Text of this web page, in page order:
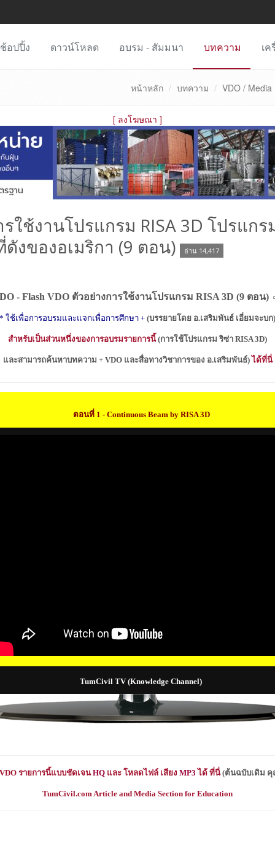
ช้อปปิ้ง ดาวน์โหลด อบรม - สัมมนา บทความ เ
หน้าหลัก บทความ VDO /
[ ลงโฆษณา ]
ใช้งานโปรแกรม RISA 3D โปรแกร
งของอเมริกา (9 ตอน)
อ่าน 14,417
- Flash VDO ตัวอย่างการใช้งานโปรแกรม RISA 3D (9 ตอน)
* ใช้เพื่อการอบรมและแจกเพื่อการศึกษา + (บรรยายโดย อ.เสริมพันธ์ เอี่ยมจะบก)
สำหรับเป็นส่วนหนึ่งของการอบรมรายการนี้ (การใช้โปรแกรม ริซ่า RISA 3D)
และสามารถค้นหาบทความ + VDO และสื่อทางวิชาการของ อ.เสริมพันธ์) ได้ที่นี่
ตอนที่ 1 - Continuous Beam by RISA 3D
TumCivil TV (Knowledge Channel)
รายการนี้แบบชัดเจนHQ และ โหลดไฟล์ เสียง MP3 ได้ ที่นี่ (ต้นฉบับเดิม
TumCivil.com Article and Media Section for Education